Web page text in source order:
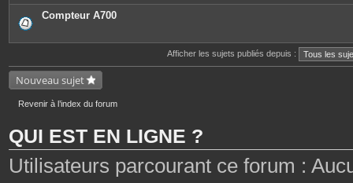
Compteur A700
Afficher les sujets publiés depuis :
Nouveau sujet
Revenir à l’index du forum
QUI EST EN LIGNE ?
Utilisateurs parcourant ce forum :